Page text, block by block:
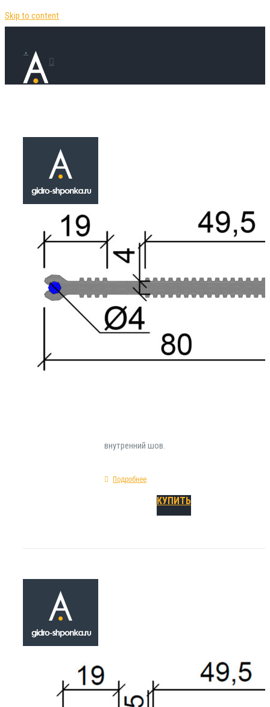
Skip to content
₽ 484.00
Гидропрокладка ХВН-80 (2х4) ПВХ
инженерных строительных материалов ,
области устройства гидроизоляции
технологических швов. Инсталлируется во
опалубочных работ. Физико-
внутренний шов.
Подробнее
КУПИТЬ